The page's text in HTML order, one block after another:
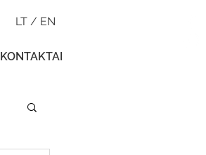
LT / EN
KONTAKTAI